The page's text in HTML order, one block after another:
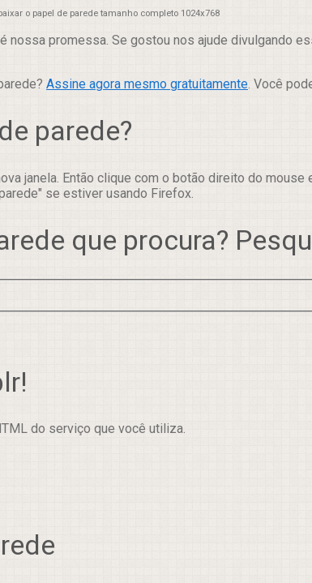
o papel de parede tamanho completo 1024x768
promessa. Se gostou nos ajude divulgando
Assine agora mesmo gratuitamente. Você
parede?
janela. Então clique com o botão direito do
se estiver usando Firefox.
que procura?
do serviço que você utiliza.